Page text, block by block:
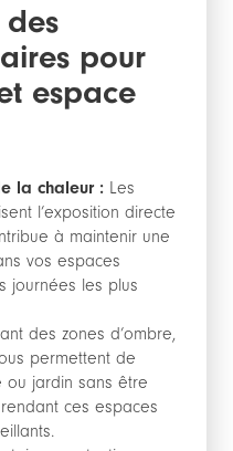
pour
espace
la chaleur : Les
l’exposition directe
à maintenir une
vos espaces
journées les plus
des zones d’ombre,
permettent de
jardin sans être
ces espaces